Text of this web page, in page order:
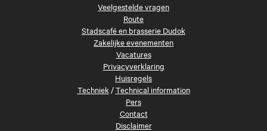
Veelgestelde vragen
Route
Stadscafé en brasserie Dudok
Zakelijke evenementen
Vacatures
Privacyverklaring
Huisregels
Techniek/Technical information
Pers
Contact
Disclaimer